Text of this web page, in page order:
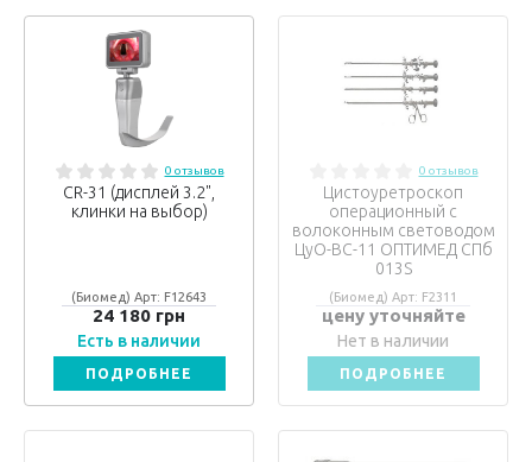
0 отзывов
CR-31 (дисплей 3.2",
клинки на выбор)
(Биомед) Арт: F12643
24 180 грн
Есть в наличии
ПОДРОБНЕЕ
0 отзывов
Цистоуретроскоп
операционный с
волоконным световодом
ЦуО-ВС-11 ОПТИМЕД СПб
013S
(Биомед) Арт: F2311
цену уточняйте
Нет в наличии
ПОДРОБНЕЕ